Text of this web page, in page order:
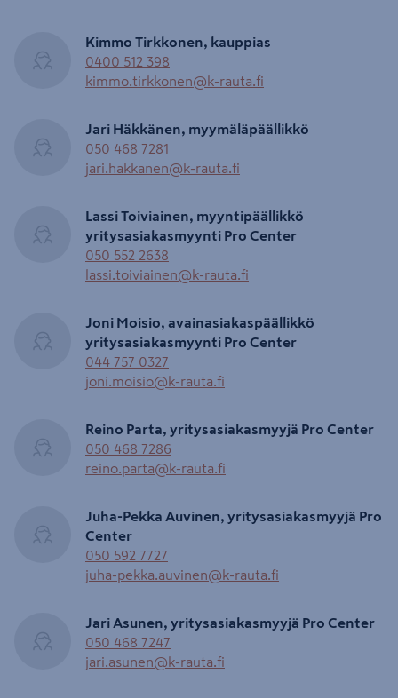
Kimmo Tirkkonen, kauppias
0400 512 398
kimmo.tirkkonen@k-rauta.fi
Jari Häkkänen, myymäläpäällikkö
050 468 7281
jari.hakkanen@k-rauta.fi
Lassi Toiviainen, myyntipäällikkö
yritysasiakasmyynti Pro Center
050 552 2638
lassi.toiviainen@k-rauta.fi
Joni Moisio, avainasiakaspäällikkö
yritysasiakasmyynti Pro Center
044 757 0327
joni.moisio@k-rauta.fi
Reino Parta, yritysasiakasmyyjä Pro Center
050 468 7286
reino.parta@k-rauta.fi
Juha-Pekka Auvinen, yritysasiakasmyyjä Pro
Center
050 592 7727
juha-pekka.auvinen@k-rauta.fi
Jari Asunen, yritysasiakasmyyjä Pro Center
050 468 7247
jari.asunen@k-rauta.fi